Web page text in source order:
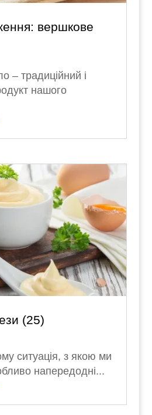
вершкове
– традиційний і
нашого
(25)
ситуація, з якою ми
напередодні...